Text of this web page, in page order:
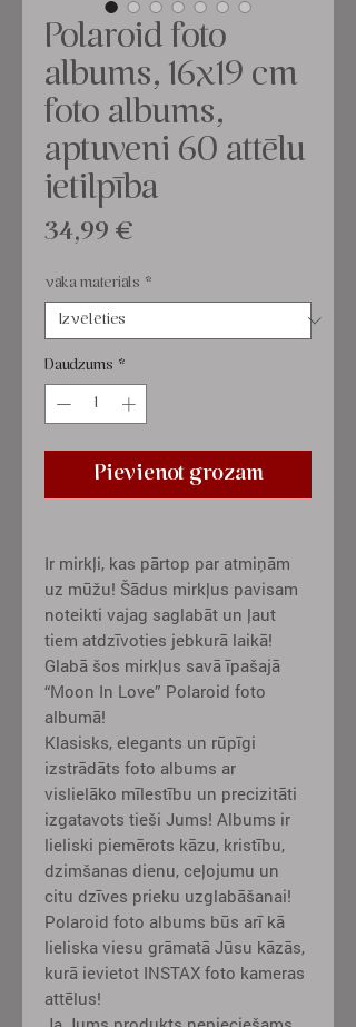
Polaroid foto
albums, 16x19 cm
foto albums,
aptuveni 60 attēlu
ietilpība
34,99 €
vāka materiāls *
Daudzums *
Pievienot grozam
Ir mirkļi, kas pārtop par atmiņām
uz mūžu! Šādus mirkļus pavisam
noteikti vajag saglabāt un ļaut
tiem atdzīvoties jebkurā laikā!
Glabā šos mirkļus savā īpašajā
“Moon In Love” Polaroid foto
albumā!
Klasisks, elegants un rūpīgi
izstrādāts foto albums ar
vislielāko mīlestību un precizitāti
izgatavots tieši Jums! Albums ir
lieliski piemērots kāzu, kristību,
dzimšanas dienu, ceļojumu un
citu dzīves prieku uzglabāšanai!
Polaroid foto albums būs arī kā
lieliska viesu grāmatā Jūsu kāzās,
kurā ievietot INSTAX foto kameras
attēlus!